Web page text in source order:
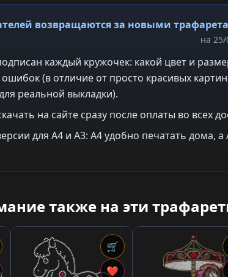
возвращаются за новыми
на
каждый кружочек: какой цвет и
(в отличие от просто красивых
реальной выкладки).
на сайте сразу после оплаты во всех
для A4 и A3: A4 удобно печатать
также на эти
🛒
❤